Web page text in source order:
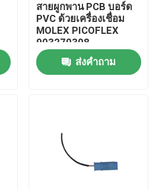
สายผูกพาน PCB บอร์ด
PVC ด้วยเครื่องเชื่อม
MOLEX PICOFLEX
903270308
ส่งคำถาม